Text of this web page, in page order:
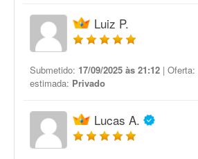
Luiz P.
Submetido: 17/09/2025 às 21:12 | Oferta:
estimada: Privado
Lucas A.